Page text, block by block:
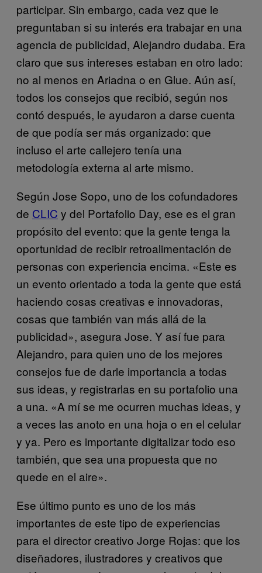
participar. Sin embargo, cada vez que le
preguntaban si su interés era trabajar en una
agencia de publicidad, Alejandro dudaba. Era
claro que sus intereses estaban en otro lado:
no al menos en Ariadna o en Glue. Aún así,
todos los consejos que recibió, según nos
contó después, le ayudaron a darse cuenta
de que podía ser más organizado: que
incluso el arte callejero tenía una
metodología externa al arte mismo.
Según Jose Sopo, uno de los cofundadores
de CLIC y del Portafolio Day, ese es el gran
propósito del evento: que la gente tenga la
oportunidad de recibir retroalimentación de
personas con experiencia encima. «Este es
un evento orientado a toda la gente que está
haciendo cosas creativas e innovadoras,
cosas que también van más allá de la
publicidad», asegura Jose. Y así fue para
Alejandro, para quien uno de los mejores
consejos fue de darle importancia a todas
sus ideas, y registrarlas en su portafolio una
a una. «A mí se me ocurren muchas ideas, y
a veces las anoto en una hoja o en el celular
y ya. Pero es importante digitalizar todo eso
también, que sea una propuesta que no
quede en el aire».
Ese último punto es uno de los más
importantes de este tipo de experiencias
para el director creativo Jorge Rojas: que los
diseñadores, ilustradores y creativos que